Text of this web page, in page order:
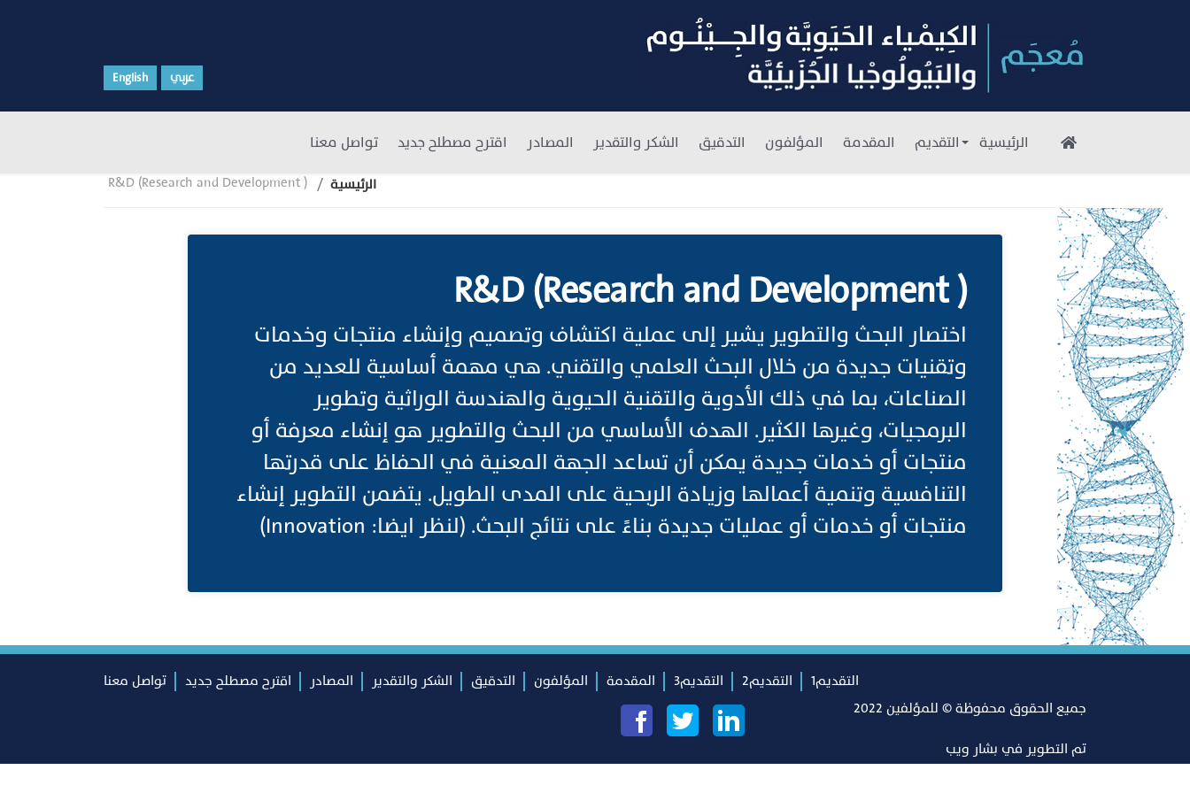
English عربي
التقديم المقدمة المؤلفون التدقيق الشكر والتقدير المصادر اقترح مصطلح جديد تواصل معنا
R&D (Research and Development ) الرئيسية
R&D (Research and Development )
اختصار البحث والتطوير يشير إلى عملية اكتشاف وتصميم وإنشاء منتجات وخدمات
وتقنيات جديدة من خلال البحث العلمي والتقني. هي مهمة أساسية للعديد من
الصناعات، بما في ذلك الأدوية والتقنية الحيوية والهندسة الوراثية وتطوير
البرمجيات، وغيرها الكثير. الهدف الأساسي من البحث والتطوير هو إنشاء معرفة أو
منتجات أو خدمات جديدة يمكن أن تساعد الجهة المعنية في الحفاظ على قدرتها
التنافسية وتنمية أعمالها وزيادة الربحية على المدى الطويل. يتضمن التطوير إنشاء
منتجات أو خدمات أو عمليات جديدة بناءً على نتائج البحث. (لنظر ايضا: Innovation)
التقديم1 التقديم2 التقديم3 المقدمة المؤلفون التدقيق الشكر والتقدير المصادر اقترح مصطلح جديد
تواصل معنا
جميع الحقوق محفوظة © للمؤلفين 2022
تم التطوير في بشار ويب